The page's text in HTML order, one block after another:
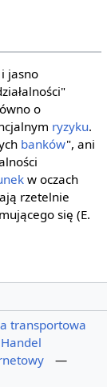
jasno
o
ryzyku.
banków", ani
w oczach
rzetelnie
się (E.
transportowa
Handel
—